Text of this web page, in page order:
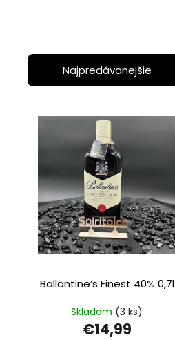
Najpredávanejšie
Ballantine’s Finest 40% 0,7l
Skladom (3 ks)
€14,99